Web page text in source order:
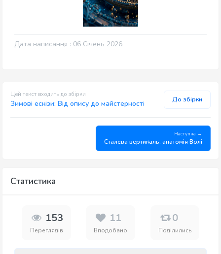
Дата написання : 06 Січень 2026
Цей текст входить до збірки
Зимові ескізи: Від опису до майстерності До збірки
Наступна →
Сталева вертикаль: анатомія Волі
Статистика
153
Переглядів
11
Вподобано
0
Поділились